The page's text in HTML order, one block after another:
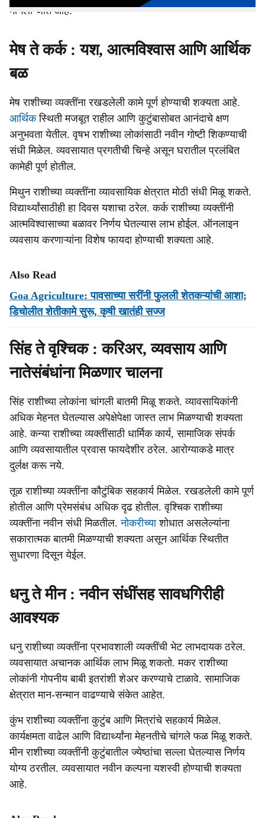
मानला जात आहे.
मेष ते कर्क : यश, आत्मविश्वास आणि आर्थिक
बळ
मेष राशीच्या व्यक्तींना रखडलेली कामे पूर्ण होण्याची शक्यता आहे.
आर्थिकस्थिती मजबूत राहील आणि कुटुंबासोबत आनंदाचे क्षण
अनुभवता येतील. वृषभ राशीच्या लोकांसाठी नवीन गोष्टी शिकण्याची
संधी मिळेल. व्यवसायात प्रगतीची चिन्हे असून घरातील प्रलंबित
कामेही पूर्ण होतील.
मिथुन राशीच्या व्यक्तींना व्यावसायिक क्षेत्रात मोठी संधी मिळू शकते.
विद्यार्थ्यांसाठीही हा दिवस यशाचा ठरेल. कर्क राशीच्या व्यक्तींनी
आत्मविश्वासाच्या बळावर निर्णय घेतल्यास लाभ होईल. ऑनलाइन
व्यवसाय करणाऱ्यांना विशेष फायदा होण्याची शक्यता आहे.
Also Read
Goa Agriculture: पावसाच्या सरींनी फुलली शेतकऱ्यांची आशा;
डिचोलीत शेतीकामे सुरू, कृषी खातंही सज्ज
सिंह ते वृश्चिक : करिअर, व्यवसाय आणि
नातेसंबंधांना मिळणार चालना
सिंह राशीच्या लोकांना चांगली बातमी मिळू शकते. व्यावसायिकांनी
अधिक मेहनत घेतल्यास अपेक्षेपेक्षा जास्त लाभ मिळण्याची शक्यता
आहे. कन्या राशीच्या व्यक्तींसाठी धार्मिक कार्य, सामाजिक संपर्क
आणि व्यवसायातील प्रवास फायदेशीर ठरेल. आरोग्याकडे मात्र
दुर्लक्ष करू नये.
तूळ राशीच्या व्यक्तींना कौटुंबिक सहकार्य मिळेल. रखडलेली कामे पूर्ण
होतील आणि प्रेमसंबंध अधिक दृढ होतील. वृश्चिक राशीच्या
व्यक्तींना नवीन संधी मिळतील.नोकरीच्याशोधात असलेल्यांना
सकारात्मक बातमी मिळण्याची शक्यता असून आर्थिक स्थितीत
सुधारणा दिसून येईल.
धनु ते मीन : नवीन संधींसह सावधगिरीही
आवश्यक
धनु राशीच्या व्यक्तींना प्रभावशाली व्यक्तींची भेट लाभदायक ठरेल.
व्यवसायात अचानक आर्थिक लाभ मिळू शकतो. मकर राशीच्या
लोकांनी गोपनीय बाबी इतरांशी शेअर करण्याचे टाळावे. सामाजिक
क्षेत्रात मान-सन्मान वाढण्याचे संकेत आहेत.
कुंभ राशीच्या व्यक्तींना कुटुंब आणि मित्रांचे सहकार्य मिळेल.
कार्यक्षमता वाढेल आणि विद्यार्थ्यांना मेहनतीचे चांगले फळ मिळू शकते.
मीन राशीच्या व्यक्तींनी कुटुंबातील ज्येष्ठांचा सल्ला घेतल्यास निर्णय
योग्य ठरतील. व्यवसायात नवीन कल्पना यशस्वी होण्याची शक्यता
आहे.